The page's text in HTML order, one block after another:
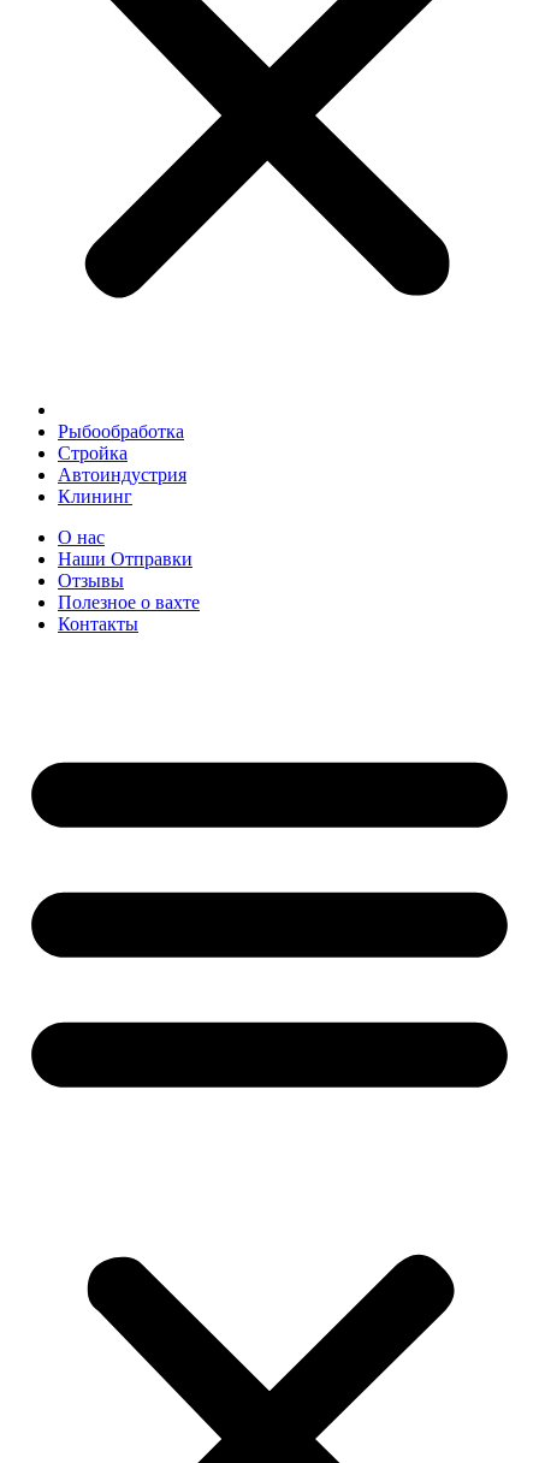
Рыбообработка
Стройка
Автоиндустрия
Клининг
О нас
Наши Отправки
Отзывы
Полезное о вахте
Контакты